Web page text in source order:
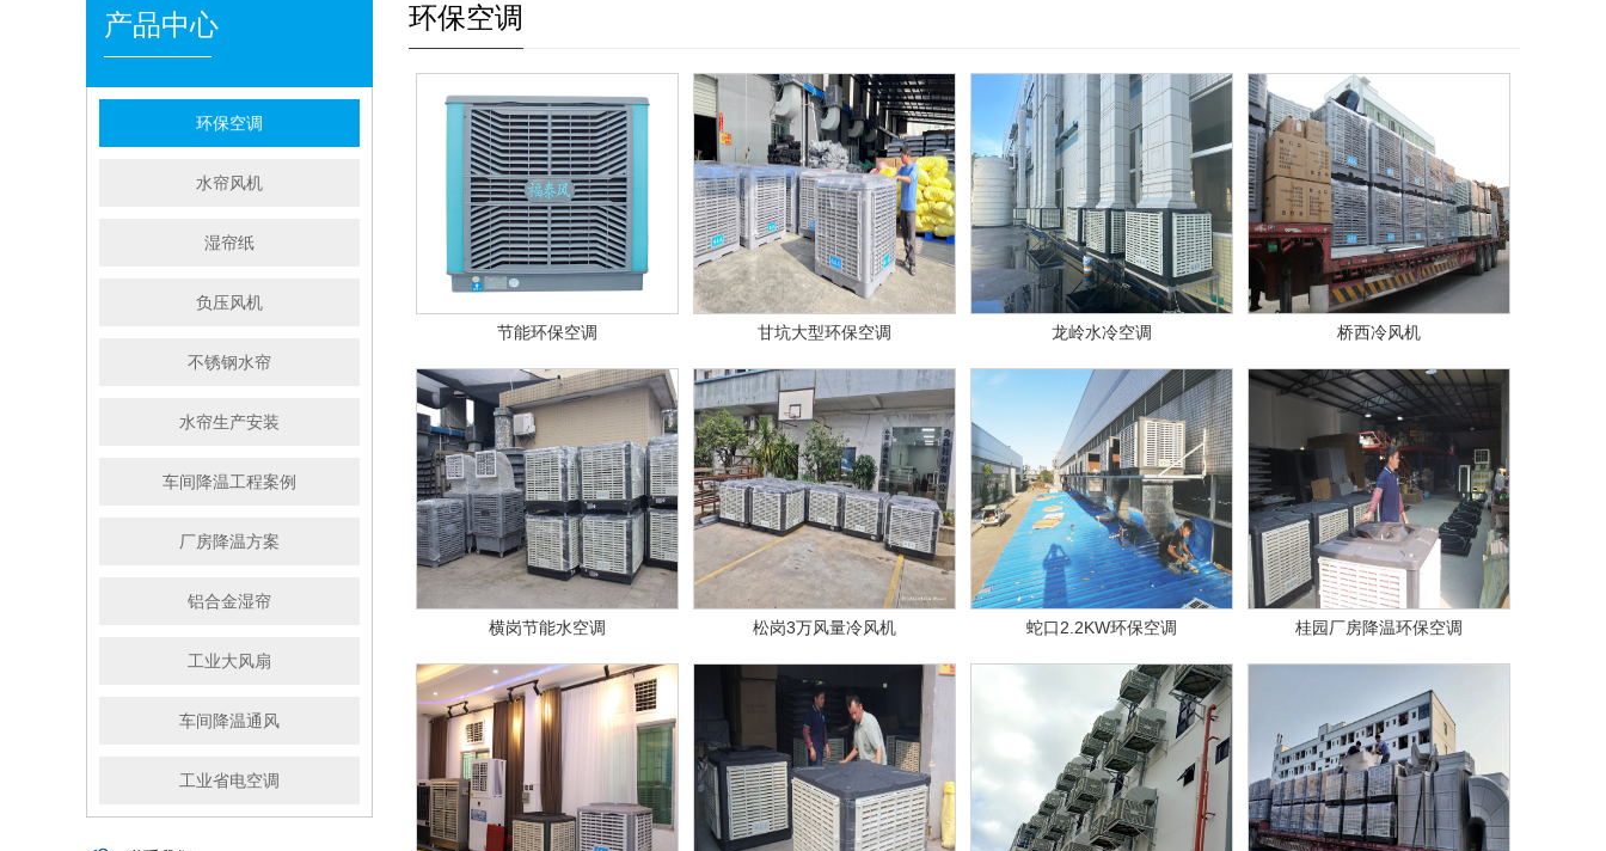
产品中心
环保空调
水帘风机
湿帘纸
负压风机
不锈钢水帘
水帘生产安装
车间降温工程案例
厂房降温方案
铝合金湿帘
工业大风扇
车间降温通风
工业省电空调
环保空调
节能环保空调 甘坑大型环保空调 龙岭水冷空调 桥西冷风机
横岗节能水空调 松岗3万风量冷风机 蛇口2.2KW环保空调 桂园厂房降温环保空调